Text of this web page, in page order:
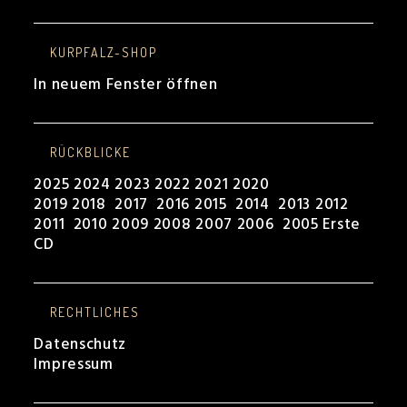
KURPFALZ-SHOP
In neuem Fenster öffnen
RÜCKBLICKE
2025 2024 2023 2022 2021 2020
2019 2018 2017 2016 2015 2014 2013 2012
2011 2010 2009 2008 2007 2006 2005 Erste
CD
RECHTLICHES
Datenschutz
Impressum